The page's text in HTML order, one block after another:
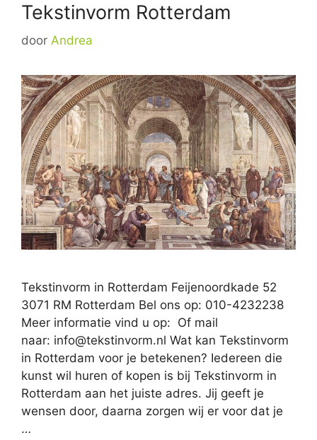
Tekstinvorm Rotterdam
door Andrea
Tekstinvorm in Rotterdam Feijenoordkade 52
3071 RM Rotterdam Bel ons op: 010-4232238
Meer informatie vind u op: Of mail
naar: info@tekstinvorm.nl Wat kan Tekstinvorm
in Rotterdam voor je betekenen? Iedereen die
kunst wil huren of kopen is bij Tekstinvorm in
Rotterdam aan het juiste adres. Jij geeft je
wensen door, daarna zorgen wij er voor dat je
…